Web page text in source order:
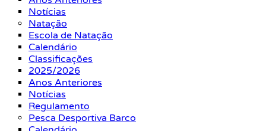
Notícias
Natação
Escola de Natação
Calendário
Classificações
2025/2026
Anos Anteriores
Notícias
Regulamento
Pesca Desportiva Barco